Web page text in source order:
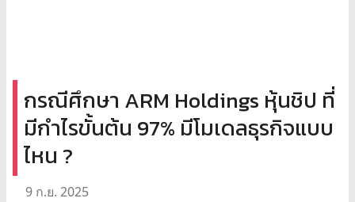
กรณีศึกษา ARM Holdings หุ้นชิป ที่
มีกำไรขั้นต้น 97% มีโมเดลธุรกิจแบบ
ไหน ?
9 ก.ย. 2025